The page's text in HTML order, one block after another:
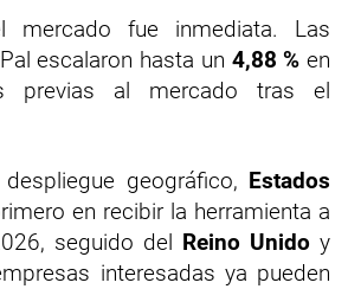
mercado fue inmediata. Las
escalaron hasta un 4,88 % en
previas al mercado tras el
geográfico, Estados
en recibir la herramienta a
seguido del Reino Unido y
interesadas ya pueden